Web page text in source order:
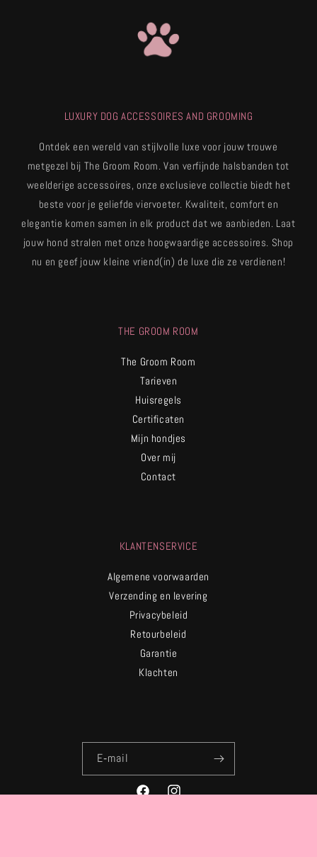
LUXURY DOG ACCESSOIRES AND GROOMING
Ontdek een wereld van stijlvolle luxe voor jouw trouwe
metgezel bij The Groom Room. Van verfijnde halsbanden tot
weelderige accessoires, onze exclusieve collectie biedt het
beste voor je geliefde viervoeter. Kwaliteit, comfort en
elegantie komen samen in elk product dat we aanbieden. Laat
jouw hond stralen met onze hoogwaardige accessoires. Shop
nu en geef jouw kleine vriend(in) de luxe die ze verdienen!
THE GROOM ROOM
The Groom Room
Tarieven
Huisregels
Certificaten
Mijn hondjes
Over mij
Contact
KLANTENSERVICE
Algemene voorwaarden
Verzending en levering
Privacybeleid
Retourbeleid
Garantie
Klachten
E‑mail
FacebookInstagram